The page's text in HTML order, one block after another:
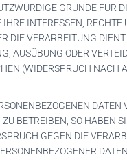
GRÜNDE FÜR
INTERESSEN, RECHTE
DIE VERARBEITUNG DIENT
AUSÜBUNG ODER
(WIDERSPRUCH NACH
DATEN
BETREIBEN, SO HABEN
GEGEN DIE